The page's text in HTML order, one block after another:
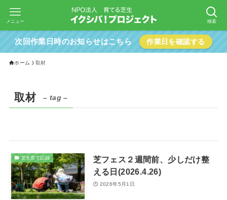
検索
メニュー
次回作業日時のお知らせはこちら 作業日を確認する
ホーム 取材
取材 – tag –
芝生育て記録
芝フェス２週間前、少しだけ整
える日(2026.4.26)
2026年5月1日